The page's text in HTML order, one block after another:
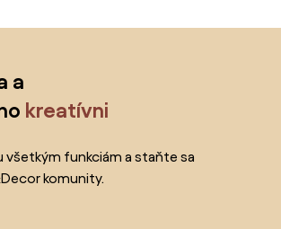
a
kreatívni
všetkým funkciám a staňte sa
komunity.